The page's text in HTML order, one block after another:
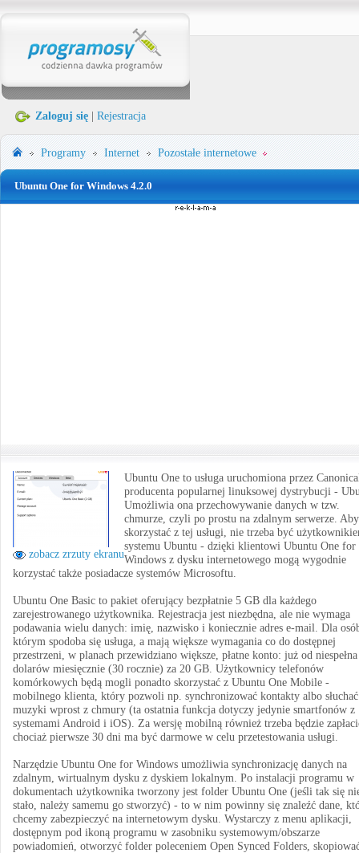
Zaloguj się Rejestracja
Programy Internet Pozostałe internetowe
Ubuntu One for Windows 4.2.0
zobacz zrzuty ekranu
Ubuntu One to usługa uruchomiona przez
producenta popularnej linuksowej dystrybucji -
Umożliwia ona przechowywanie danych w tzw.
chmurze, czyli po prostu na zdalnym serwerze. Aby
skorzystać z tej usługi, nie trzeba być
systemu Ubuntu - dzięki klientowi Ubuntu One for
Windows z dysku internetowego mogą wygodnie
korzystać także posiadacze systemów Microsoftu.
Ubuntu One Basic to pakiet oferujący bezpłatnie 5 GB dla każdego
zarejestrowanego użytkownika. Rejestracja jest niezbędna, ale nie wymaga
podawania wielu danych: imię, nazwisko i koniecznie adres e-mail. Dla
którym spodoba się usługa, a mają większe wymagania co do dostępnej
przestrzeni, w planach przewidziano większe, płatne konto: już od
dolarów miesięcznie (30 rocznie) za 20 GB. Użytkownicy telefonów
komórkowych będą mogli ponadto skorzystać z Ubuntu One Mobile -
mobilnego klienta, który pozwoli np. synchronizować kontakty albo słuchać
muzyki wprost z chmury (ta ostatnia funkcja dotyczy jedynie smartfonów z
systemami Android i iOS). Za wersję mobilną również trzeba będzie
chociaż pierwsze 30 dni ma być darmowe w celu przetestowania usługi.
Narzędzie Ubuntu One for Windows umożliwia synchronizację danych na
zdalnym, wirtualnym dysku z dyskiem lokalnym. Po instalacji programu w
dokumentach użytkownika tworzony jest folder Ubuntu One (jeśli tak się
stało, należy samemu go stworzyć) - to w nim powinny się znaleźć dane,
chcemy zabezpieczyć na internetowym dysku. Wystarczy z menu aplikacji,
dostępnym pod ikoną programu w zasobniku systemowym/obszarze
powiadomień, otworzyć folder poleceniem Open Synced Folders,